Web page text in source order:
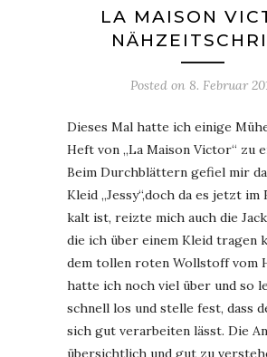
LA MAISON
Posted on 8. Februar
Dieses Mal hatte ich einige
Heft von „La Maison Victor“ zu
Beim Durchblättern gefiel mir
Kleid „Jessy“,doch da es jetzt im
kalt ist, reizte mich auch die
die ich über einem Kleid tragen
dem tollen roten Wollstoff vom
hatte ich noch viel über und so
schnell los und stelle fest, dass
sich gut verarbeiten lässt. Die
übersichtlich und gut zu